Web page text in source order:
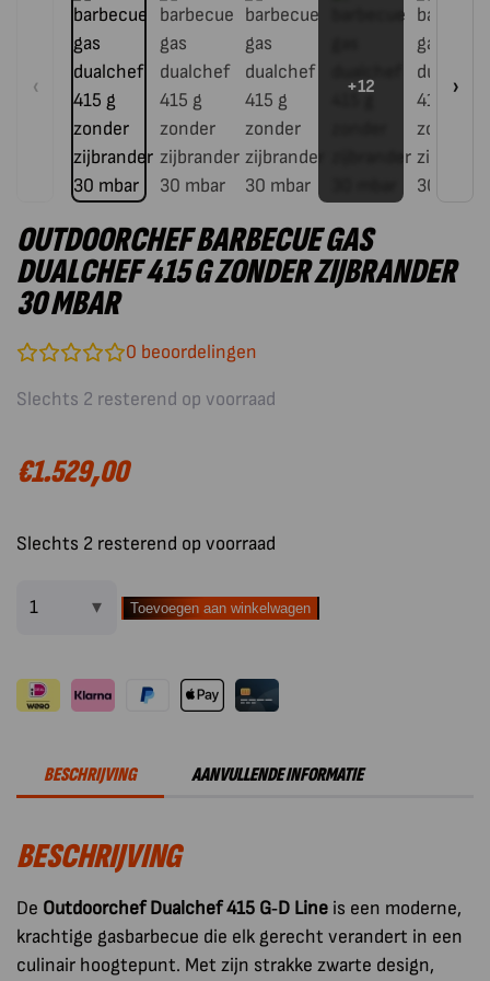
‹ ›
+12
OUTDOORCHEF BARBECUE GAS
DUALCHEF 415 G ZONDER ZIJBRANDER
30 MBAR
0 beoordelingen
Slechts 2 resterend op voorraad
€1.529,00
Slechts 2 resterend op voorraad
Outdoorchef
Gas
Dualchef
zonder
30
mBar
aantal
Toevoegen aan winkelwagen
BESCHRIJVING AANVULLENDE INFORMATIE
BESCHRIJVING
De Outdoorchef Dualchef 415 G‑D Line is een moderne,
krachtige gasbarbecue die elk gerecht verandert in een
culinair hoogtepunt. Met zijn strakke zwarte design,